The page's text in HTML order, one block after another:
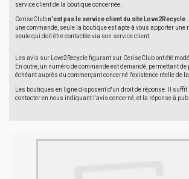
service client de la boutique concernée.
CeriseClubn'est pas le service client du site Love2Recycle
une commande, seule la boutique est apte à vous apporter une
seule qui doit être contactée via son service client.
Les avis sur Love2Recycle figurant sur CeriseClub ont été
En outre, un numéro de commande est demandé, permettant
échéant auprès du commerçant concerné l'existence réelle de
Les boutiques en ligne disposent d'un droit de réponse. Il suffit
contacter en nous indiquant l'avis concerné, et la réponse à